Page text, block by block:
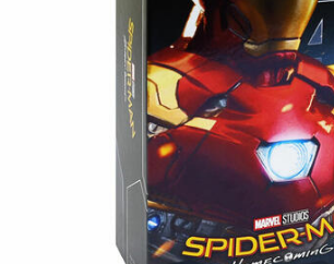
กิจกรรมและงานคราฟท์
ตุ๊กตาและของสะสม
อุปกรณ์อิเล็คทรอนิกส์
เกมและพัซเซิล
Blokees บล็อคคีส์
Zuru ซูรู
X-Shot
12~14 ปี